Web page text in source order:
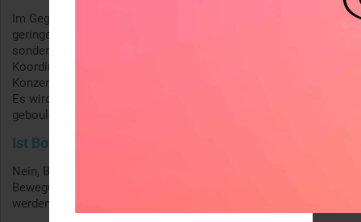
Im Gegensatz zu anderen Sportarten, hat Bouldern eine sehr
geringe Einstiegshürde und fördert nicht nur die Muskelkraft,
sondern stärkt auch das Körpergefühl, die
Koordinationsfähigkeit, den Gleichgewichtssinn und die
Konzentration. Außerdem ist Bouldern ein sehr sozialer Sport.
Es wird nie gegeneinander, sondern immer miteinander
gebouldert.
Ist Bouldern nur was für sportliche Leute?
Nein, Bouldern ist für alle, die Spaß daran haben
Bewegungsrätsel zu lösen und Teil einer tollen Community zu
werden. Dabei ist es ganz egal, wie fit man ist.